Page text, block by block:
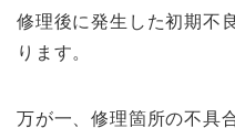
修理後に発生した初期不
ります。
万が一、修理箇所の不具